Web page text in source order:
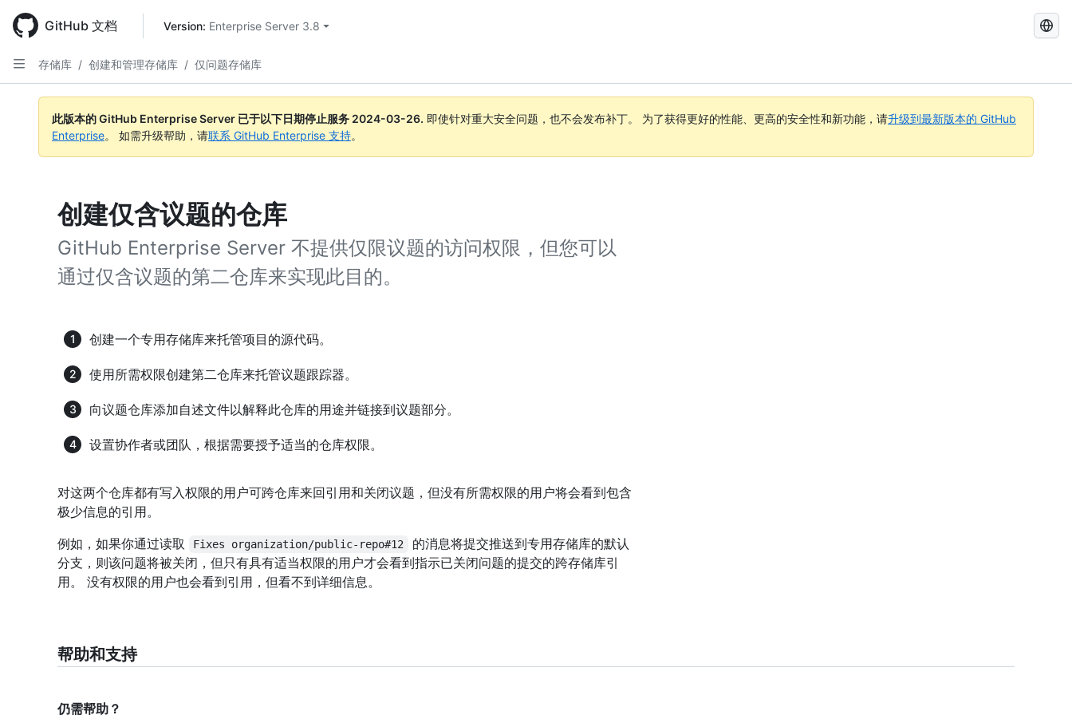
main
content
GitHub 文档 Version: Enterprise Server 3.8
Docs
存储库 / 创建和管理存储库 / 仅问题存储库
此版本的 GitHub Enterprise Server 已于以下日期停止服务 2024-03-26. 即使针对重大安全问题，也不会发布补丁。 为了获得更好的性能、更高的安全性和新功能，请升级到最新版本的 GitHub
Enterprise。 如需升级帮助，请联系 GitHub Enterprise 支持。
创建仅含议题的仓库
GitHub Enterprise Server 不提供仅限议题的访问权限，但您可以
通过仅含议题的第二仓库来实现此目的。
创建一个专用存储库来托管项目的源代码。
使用所需权限创建第二仓库来托管议题跟踪器。
向议题仓库添加自述文件以解释此仓库的用途并链接到议题部分。
设置协作者或团队，根据需要授予适当的仓库权限。
对这两个仓库都有写入权限的用户可跨仓库来回引用和关闭议题，但没有所需权限的用户将会看到包含
极少信息的引用。
例如，如果你通过读取
Fixes organization/public-repo#12
的消息将提交推送到专用存储库的默认
分支，则该问题将被关闭，但只有具有适当权限的用户才会看到指示已关闭问题的提交的跨存储库引
用。 没有权限的用户也会看到引用，但看不到详细信息。
帮助和支持
仍需帮助？